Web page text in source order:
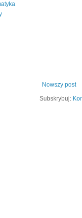
Nowszy post
Subskrybuj: